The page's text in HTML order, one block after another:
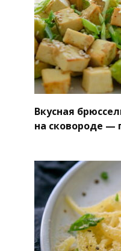
Вкусная
на сковороде —